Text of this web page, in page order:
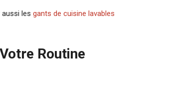
aussi lesgants de cuisine lavables
Routine